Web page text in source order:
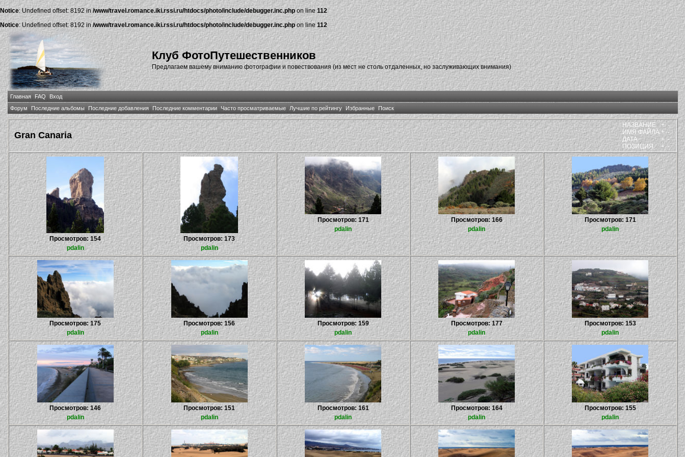
Notice: Undefined offset: 8192 in /www/travel.romance.iki.rssi.ru/htdocs/photo/include/debugger.inc.phpon line112
Notice: Undefined offset: 8192 in/www/travel.romance.iki.rssi.ru/htdocs/photo/include/debugger.inc.phpon line112
Клуб ФотоПутешественников
Предлагаем вашему вниманию фотографии и повествования (из мест не столь отдаленных, но заслуживающих внимания)
Главная FAQ
Вход
Форум
Последние альбомы Последние добавления Последние комментарии Часто просматриваемые Лучшие по рейтингу Избранные Поиск
Gran Canaria
НАЗВАНИЕ +-
ИМЯ ФАЙЛА+-
ДАТА
+ -
ПОЗИЦИЯ
+-
Просмотров: 154
pdalin
Просмотров: 173
pdalin
Просмотров: 171
pdalin
Просмотров: 166
pdalin
Просмотров: 171
pdalin
Просмотров: 175
pdalin
Просмотров: 156
pdalin
Просмотров: 159
pdalin
Просмотров: 177
pdalin
Просмотров: 153
pdalin
Просмотров: 146
pdalin
Просмотров: 151
pdalin
Просмотров: 161
pdalin
Просмотров: 164
pdalin
Просмотров: 155
pdalin